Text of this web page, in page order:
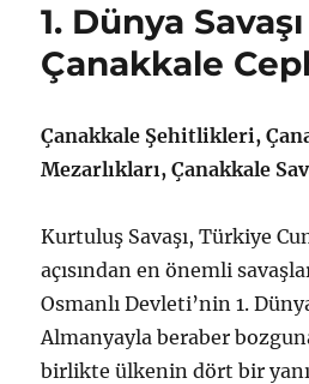
1. Dünya Savaşı
Çanakkale
Çanakkale Şehitlikleri,
Mezarlıkları, Çanakkale
Kurtuluş Savaşı, Türkiye
açısından en önemli
Osmanlı Devleti’nin 1.
Almanyayla beraber
birlikte ülkenin dört bir